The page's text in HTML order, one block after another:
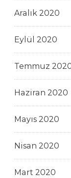
Aralık 2020
Eylül 2020
Temmuz
Haziran 2020
Mayıs 2020
Nisan 2020
Mart 2020